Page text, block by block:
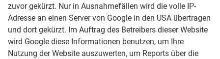
zuvor gekürzt. Nur in Ausnahmefällen wird die volle IP-
Adresse an einen Server von Google in den USA übertragen
und dort gekürzt. Im Auftrag des Betreibers dieser Website
wird Google diese Informationen benutzen, um Ihre
Nutzung der Website auszuwerten, um Reports über die